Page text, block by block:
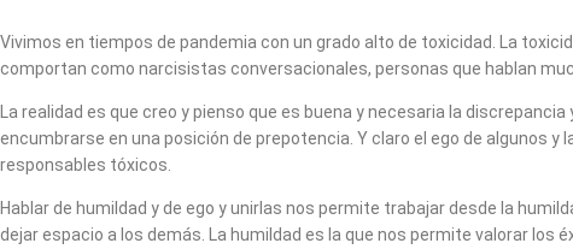
Vivimos en tiempos de pandemia con un grado alto de toxicidad. La
comportan como narcisistas conversacionales, personas que hablan
La realidad es que creo y pienso que es buena y necesaria la
encumbrarse en una posición de prepotencia. Y claro el ego de algunos
responsables tóxicos.
Hablar de humildad y de ego y unirlas nos permite trabajar desde la
dejar espacio a los demás. La humildad es la que nos permite valorar los